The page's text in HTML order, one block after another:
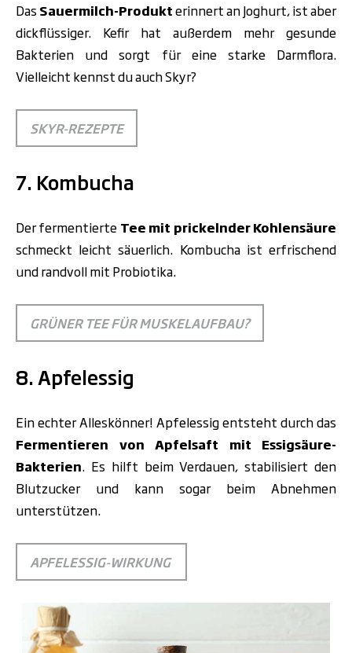
Das Sauermilch-Produkterinnert an Joghurt, ist aber
dickflüssiger. Kefir hat außerdem mehr gesunde
Bakterien und sorgt für eine starke Darmflora.
Vielleicht kennst du auch Skyr?
SKYR-REZEPTE
7. Kombucha
Der fermentierte Tee mit prickelnder Kohlensäure
schmeckt leicht säuerlich. Kombucha ist erfrischend
und randvoll mit Probiotika.
GRÜNER TEE FÜR MUSKELAUFBAU?
8. Apfelessig
Ein echter Alleskönner! Apfelessig entsteht durch das
Fermentieren von Apfelsaft mit Essigsäure-
Bakterien. Es hilft beim Verdauen, stabilisiert den
Blutzucker und kann sogar beim Abnehmen
unterstützen.
APFELESSIG-WIRKUNG